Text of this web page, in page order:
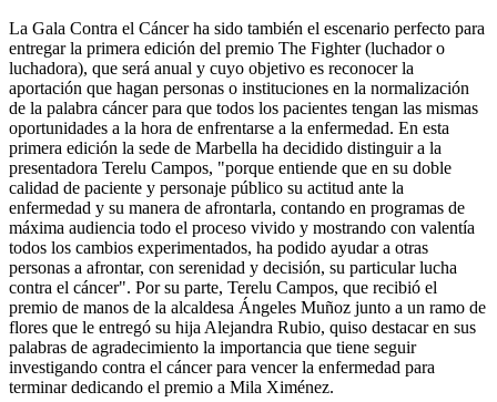
La Gala Contra el Cáncer ha sido también el escenario perfecto para
entregar la primera edición del premio The Fighter (luchador o
luchadora), que será anual y cuyo objetivo es reconocer la
aportación que hagan personas o instituciones en la normalización
de la palabra cáncer para que todos los pacientes tengan las mismas
oportunidades a la hora de enfrentarse a la enfermedad. En esta
primera edición la sede de Marbella ha decidido distinguir a la
presentadora Terelu Campos, "porque entiende que en su doble
calidad de paciente y personaje público su actitud ante la
enfermedad y su manera de afrontarla, contando en programas de
máxima audiencia todo el proceso vivido y mostrando con valentía
todos los cambios experimentados, ha podido ayudar a otras
personas a afrontar, con serenidad y decisión, su particular lucha
contra el cáncer". Por su parte, Terelu Campos, que recibió el
premio de manos de la alcaldesa Ángeles Muñoz junto a un ramo de
flores que le entregó su hija Alejandra Rubio, quiso destacar en sus
palabras de agradecimiento la importancia que tiene seguir
investigando contra el cáncer para vencer la enfermedad para
terminar dedicando el premio a Mila Ximénez.